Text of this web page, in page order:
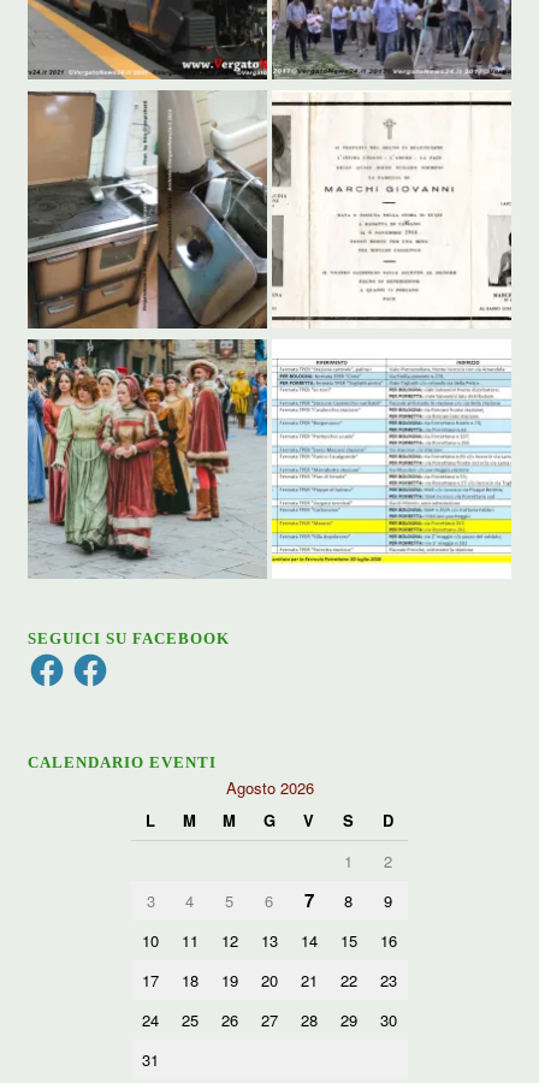
SEGUICI SU FACEBOOK
FacebookFacebook
CALENDARIO EVENTI
Agosto 2026
L
M M G V S
D
1
2
3
4 5 6 7 8
9
10
11 12 13 14 15
16
17
18 19 20 21 22
23
24
25 26 27 28 29
30
31